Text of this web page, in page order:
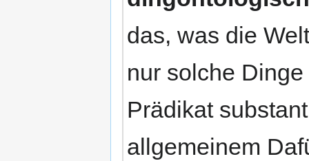
das, was die
nur solche
Prädikat
allgemeinem